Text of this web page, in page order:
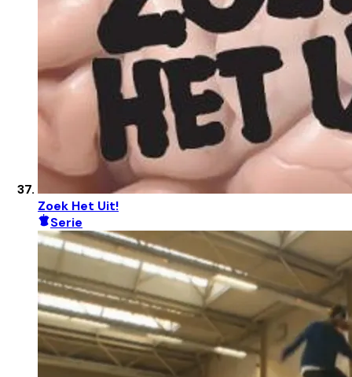
Zoek Het Uit!
Serie